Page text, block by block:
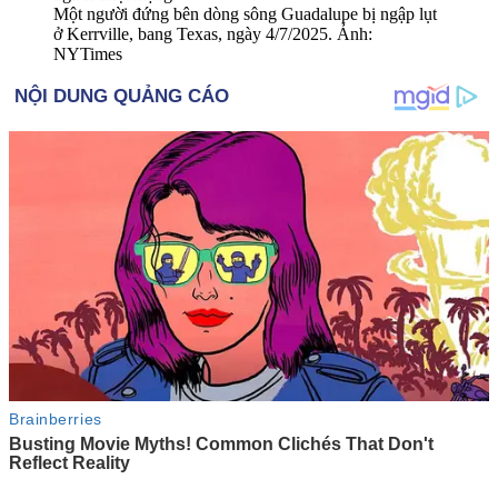
Một người đứng bên dòng sông Guadalupe bị ngập lụt
ở Kerrville, bang Texas, ngày 4/7/2025. Ảnh:
NYTimes